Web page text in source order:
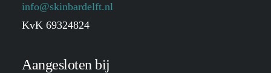
info@skinbardelft.nl
KvK 69324824
Aangesloten bij